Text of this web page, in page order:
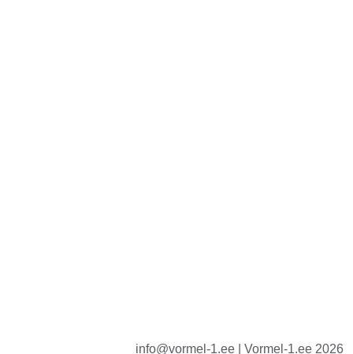
info@vormel-1.ee | Vormel-1.ee 2026